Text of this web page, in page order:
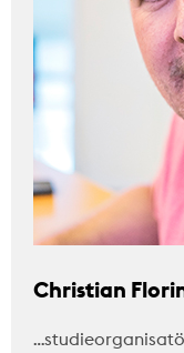
Christian